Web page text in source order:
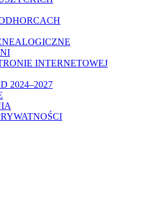
INTERNETOWEJ
2024–2027